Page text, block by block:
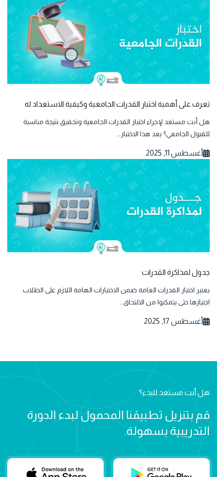
تعرف على أهمية اختبار القدرات الجامعية وكيفية الاستعداد له
هل أنت مستعد لإجراء اختبار القدرات الجامعية وتحقيق نتيجة مناسبة
للقبول الجامعي؟ يعد هذا الاختبار…
أغسطس 11, 2025
جدول لمذاكرة القدرات
يعتبر اختبار القدرات العامة ضمن الاختبارات الهامة اللازم على الطلاب
اجتيازها حتى يتمكنوا من الالتحاق…
أغسطس 17, 2025
هل أنت مستعد للبدء؟
قم بتنزيل تطبيقنا المحمول لبدء الدورة
التدريبية بسهولة.